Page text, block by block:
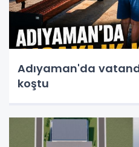
Adıyaman'da
koştu